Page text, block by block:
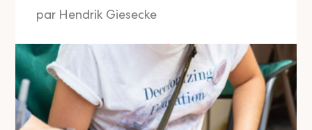
par Hendrik Giesecke